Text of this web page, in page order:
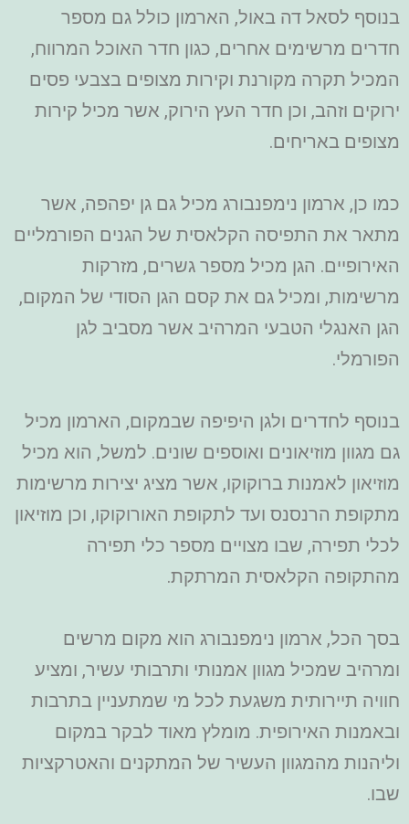
בנוסף לסאל דה באול, הארמון כולל גם מספר
חדרים מרשימים אחרים, כגון חדר האוכל המרווח,
המכיל תקרה מקורנת וקירות מצופים בצבעי פסים
ירוקים וזהב, וכן חדר העץ הירוק, אשר מכיל קירות
מצופים באריחים.
כמו כן, ארמון נימפנבורג מכיל גם גן יפהפה, אשר
מתאר את התפיסה הקלאסית של הגנים הפורמליים
האירופיים. הגן מכיל מספר גשרים, מזרקות
מרשימות, ומכיל גם את קסם הגן הסודי של המקום,
הגן האנגלי הטבעי המרהיב אשר מסביב לגן
הפורמלי.
בנוסף לחדרים ולגן היפיפה שבמקום, הארמון מכיל
גם מגוון מוזיאונים ואוספים שונים. למשל, הוא מכיל
מוזיאון לאמנות ברוקוקו, אשר מציג יצירות מרשימות
מתקופת הרנסנס ועד לתקופת האורוקוקו, וכן מוזיאון
לכלי תפירה, שבו מצויים מספר כלי תפירה
מהתקופה הקלאסית המרתקת.
בסך הכל, ארמון נימפנבורג הוא מקום מרשים
ומרהיב שמכיל מגוון אמנותי ותרבותי עשיר, ומציע
חוויה תיירותית משגעת לכל מי שמתעניין בתרבות
ובאמנות האירופית. מומלץ מאוד לבקר במקום
וליהנות מהמגוון העשיר של המתקנים והאטרקציות
שבו.